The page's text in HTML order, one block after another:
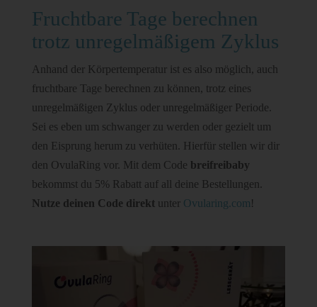
Fruchtbare Tage berechnen
trotz unregelmäßigem Zyklus
Anhand der Körpertemperatur ist es also möglich, auch
fruchtbare Tage berechnen zu können, trotz eines
unregelmäßigen Zyklus oder unregelmäßiger Periode.
Sei es eben um schwanger zu werden oder gezielt um
den Eisprung herum zu verhüten. Hierfür stellen wir dir
den OvulaRing vor. Mit dem Code breifreibaby
bekommst du 5% Rabatt auf all deine Bestellungen.
Nutze deinen Code direktunter Ovularing.com!